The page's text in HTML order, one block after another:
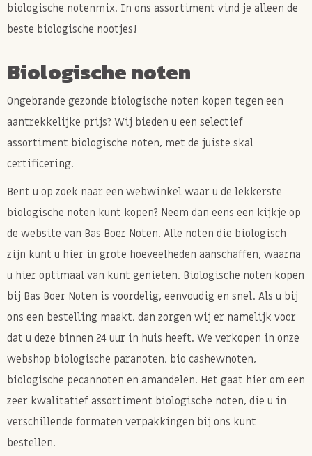
biologische notenmix. In ons assortiment vind je alleen de
beste biologische nootjes!
Biologische noten
Ongebrande gezonde biologische noten kopen tegen een
aantrekkelijke prijs? Wij bieden u een selectief
assortiment biologische noten, met de juiste skal
certificering.
Bent u op zoek naar een webwinkel waar u de lekkerste
biologische noten kunt kopen? Neem dan eens een kijkje op
de website van Bas Boer Noten. Alle noten die biologisch
zijn kunt u hier in grote hoeveelheden aanschaffen, waarna
u hier optimaal van kunt genieten. Biologische noten kopen
bij Bas Boer Noten is voordelig, eenvoudig en snel. Als u bij
ons een bestelling maakt, dan zorgen wij er namelijk voor
dat u deze binnen 24 uur in huis heeft. We verkopen in onze
webshop biologische paranoten, bio cashewnoten,
biologische pecannoten en amandelen. Het gaat hier om een
zeer kwalitatief assortiment biologische noten, die u in
verschillende formaten verpakkingen bij ons kunt
bestellen.